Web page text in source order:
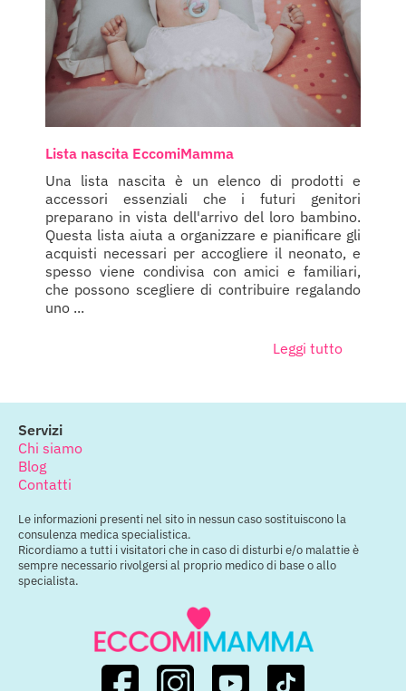
Lista nascita EccomiMamma
Una lista nascita è un elenco di prodotti e
accessori essenziali che i futuri genitori
preparano in vista dell'arrivo del loro bambino.
Questa lista aiuta a organizzare e pianificare gli
acquisti necessari per accogliere il neonato, e
spesso viene condivisa con amici e familiari,
che possono scegliere di contribuire regalando
uno ...
Leggi tutto
Servizi
Chi siamo
Blog
Contatti
Le informazioni presenti nel sito in nessun caso sostituiscono la
consulenza medica specialistica.
Ricordiamo a tutti i visitatori che in caso di disturbi e/o malattie è
sempre necessario rivolgersi al proprio medico di base o allo
specialista.